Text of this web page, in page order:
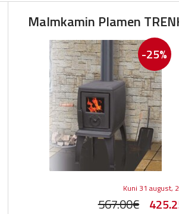
Malmkamin Plamen
-25%
Kuni 31 august,
567.00€